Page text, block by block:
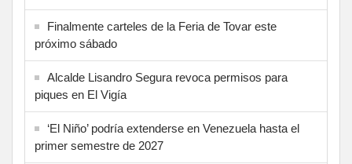
Finalmente carteles de la Feria de Tovar este
próximo sábado
Alcalde Lisandro Segura revoca permisos para
piques en El Vigía
‘El Niño’ podría extenderse en Venezuela hasta el
primer semestre de 2027